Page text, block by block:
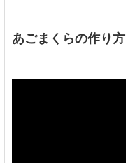
あごまくらの作り方